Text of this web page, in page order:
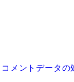
コメントデータ